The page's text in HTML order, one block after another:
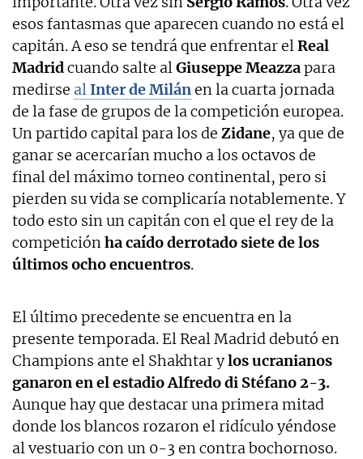
esos fantasmas que aparecen cuando no está el
capitán. A eso se tendrá que enfrentar elReal
Madridcuando salte alGiuseppe Meazzapara
medirse alInter de Milánen la cuarta jornada
de la fase de grupos de la competición europea.
Un partido capital para los de Zidane, ya que de
ganar se acercarían mucho a los octavos de
final del máximo torneo continental, pero si
pierden su vida se complicaría notablemente. Y
todo esto sin un capitán con el que el rey de la
competiciónha caído derrotado siete de los
últimos ocho encuentros.
El último precedente se encuentra en la
presente temporada. El Real Madrid debutó en
Champions ante el Shakhtar ylos ucranianos
ganaron en el estadio Alfredo di Stéfano 2-3.
Aunque hay que destacar una primera mitad
donde los blancos rozaron el ridículo yéndose
al vestuario con un 0-3 en contra bochornoso.